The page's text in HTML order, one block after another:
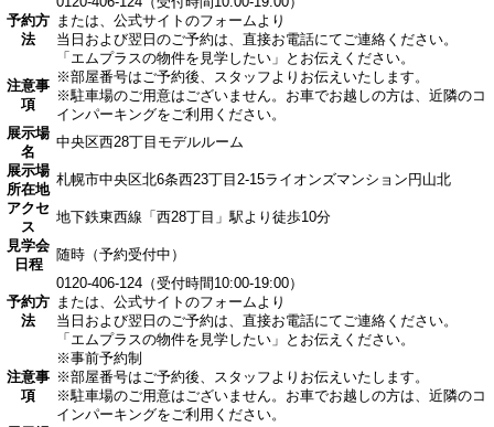
予約方
法
または、公式サイトのフォームより
当日および翌日のご予約は、直接お電話にてご連絡ください。
「エムプラスの物件を見学したい」とお伝えください。
注意事
項
※部屋番号はご予約後、スタッフよりお伝えいたします。
※駐車場のご用意はございません。お車でお越しの方は、近隣のコ
インパーキングをご利用ください。
展示場
名
中央区西28丁目モデルルーム
展示場
所在地
札幌市中央区北6条西23丁目2-15ライオンズマンション円山北
アクセ
ス
地下鉄東西線「西28丁目」駅より徒歩10分
見学会
日程
随時（予約受付中）
予約方
法
0120-406-124（受付時間10:00-19:00）
または、公式サイトのフォームより
当日および翌日のご予約は、直接お電話にてご連絡ください。
「エムプラスの物件を見学したい」とお伝えください。
注意事
項
※事前予約制
※部屋番号はご予約後、スタッフよりお伝えいたします。
※駐車場のご用意はございません。お車でお越しの方は、近隣のコ
インパーキングをご利用ください。